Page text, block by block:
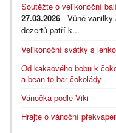
Soutěžte o velikonoční
27.03.2026 - Vůně
dezertů patří k...
Velikonoční svátky s
Od kakaového bobu k
a bean-to-bar čokolády
Vánočka podle Viki
Hrajte o vánoční